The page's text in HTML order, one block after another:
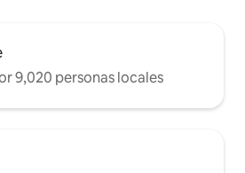
9,020 personas locales